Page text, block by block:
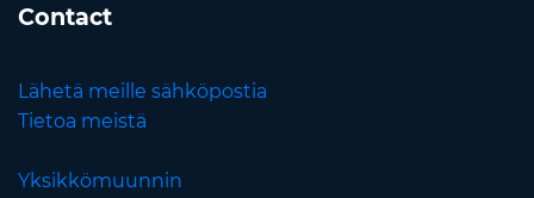
Contact
Lähetä meille sähköpostia
Tietoa meistä
Yksikkömuunnin